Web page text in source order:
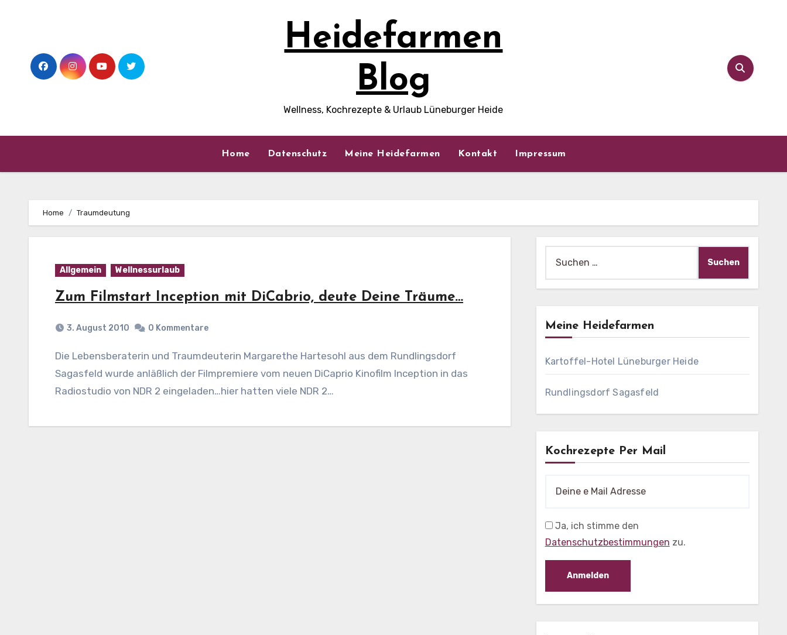
Heidefarmen
Blog
Wellness, Kochrezepte & Urlaub Lüneburger Heide
Home Datenschutz Meine Heidefarmen Kontakt Impressum
Home Traumdeutung
Allgemein Wellnessurlaub
Zum Filmstart Inception mit DiCabrio, deute Deine Träume…
3. August 2010 0 Kommentare
Die Lebensberaterin und Traumdeuterin Margarethe Hartesohl aus dem Rundlingsdorf
Sagasfeld wurde anläßlich der Filmpremiere vom neuen DiCaprio Kinofilm Inception in das
Radiostudio von NDR 2 eingeladen…hier hatten viele NDR 2…
nach:
Meine Heidefarmen
Kartoffel-Hotel Lüneburger Heide
Rundlingsdorf Sagasfeld
Kochrezepte Per Mail
Ja, ich stimme den
Datenschutzbestimmungen zu.